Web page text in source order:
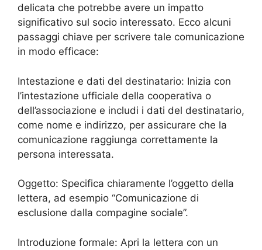
delicata che potrebbe avere un impatto
significativo sul socio interessato. Ecco alcuni
passaggi chiave per scrivere tale comunicazione
in modo efficace:
Intestazione e dati del destinatario: Inizia con
l’intestazione ufficiale della cooperativa o
dell’associazione e includi i dati del destinatario,
come nome e indirizzo, per assicurare che la
comunicazione raggiunga correttamente la
persona interessata.
Oggetto: Specifica chiaramente l’oggetto della
lettera, ad esempio “Comunicazione di
esclusione dalla compagine sociale”.
Introduzione formale: Apri la lettera con un